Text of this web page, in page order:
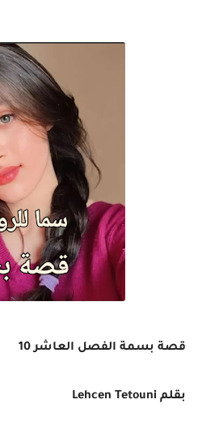
قصة بسمة الفصل العاشر 10
بقلم Lehcen Tetouni